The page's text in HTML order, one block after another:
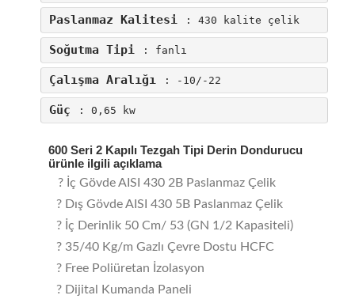
Paslanmaz Kalitesi : 430 kalite çelik
Soğutma Tipi : fanlı
Çalışma Aralığı : -10/-22
Güç : 0,65 kw
600 Seri 2 Kapılı Tezgah Tipi Derin Dondurucu
ürünle ilgili açıklama
? İç Gövde AISI 430 2B Paslanmaz Çelik
? Dış Gövde AISI 430 5B Paslanmaz Çelik
? İç Derinlik 50 Cm/ 53 (GN 1/2 Kapasiteli)
? 35/40 Kg/m Gazlı Çevre Dostu HCFC
? Free Poliüretan İzolasyon
? Dijital Kumanda Paneli